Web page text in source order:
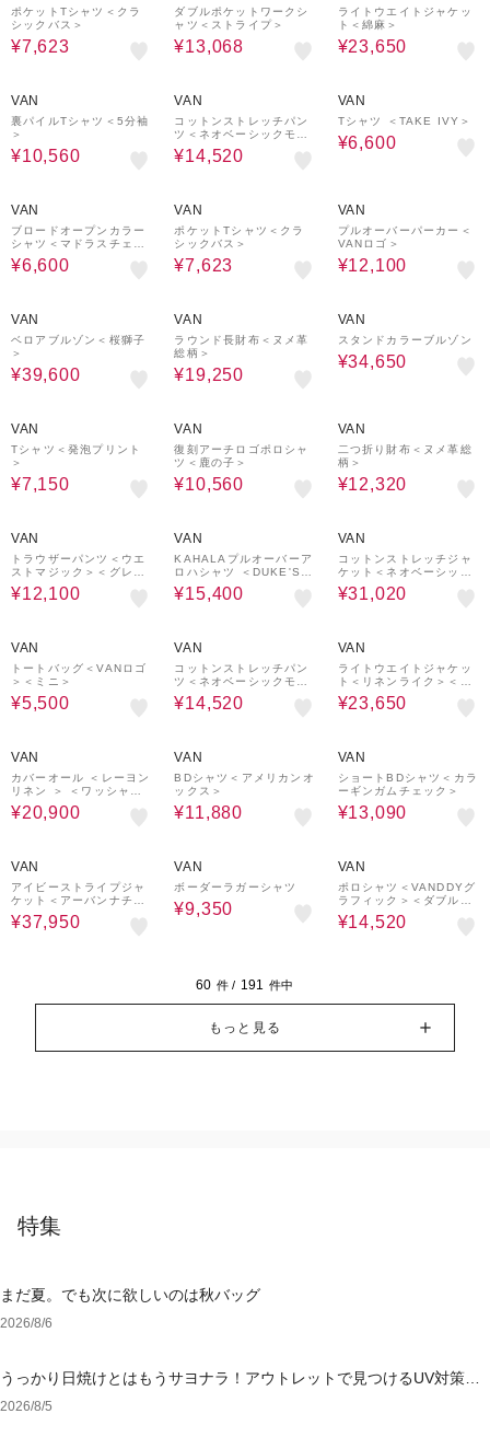
ポケットTシャツ＜クラ
シックバス＞
¥7,623
ダブルポケットワークシ
ャツ＜ストライプ＞
¥13,068
ライトウエイトジャケッ
ト＜綿麻＞
¥23,650
VAN
裏パイルTシャツ＜5分袖
＞
¥10,560
VAN
コットンストレッチパン
ツ＜ネオベーシックモデ
ル＞＜セットアップ＞
¥14,520
VAN
Tシャツ ＜TAKE IVY＞
¥6,600
VAN
ブロードオープンカラー
シャツ＜マドラスチェッ
ク＞
¥6,600
VAN
ポケットTシャツ＜クラ
シックバス＞
¥7,623
VAN
プルオーバーパーカー＜
VANロゴ＞
¥12,100
VAN
ベロアブルゾン＜桜獅子
＞
¥39,600
VAN
ラウンド長財布＜ヌメ革
総柄＞
¥19,250
VAN
スタンドカラーブルゾン
¥34,650
VAN
Tシャツ＜発泡プリント
＞
¥7,150
VAN
復刻アーチロゴポロシャ
ツ＜鹿の子＞
¥10,560
VAN
二つ折り財布＜ヌメ革総
柄＞
¥12,320
VAN
トラウザーパンツ＜ウエ
ストマジック＞＜グレン
チェック＞
¥12,100
VAN
KAHALAプルオーバーア
ロハシャツ ＜DUKE'S P
AREO＞
¥15,400
VAN
コットンストレッチジャ
ケット＜ネオベーシック
モデル＞＜セットアップ
＞
¥31,020
VAN
トートバッグ＜VANロゴ
＞＜ミニ＞
¥5,500
VAN
コットンストレッチパン
ツ＜ネオベーシックモデ
ル＞＜セットアップ＞
¥14,520
VAN
ライトウエイトジャケッ
ト＜リネンライク＞＜セ
ットアップ＞
¥23,650
VAN
カバーオール ＜レーヨン
リネン ＞ ＜ワッシャー
加工 ＞
¥20,900
VAN
BDシャツ＜アメリカンオ
ックス＞
¥11,880
VAN
ショートBDシャツ＜カラ
ーギンガムチェック＞
¥13,090
VAN
アイビーストライプジャ
ケット＜アーバンナチュ
ラル＞
¥37,950
VAN
ボーダーラガーシャツ
¥9,350
VAN
ポロシャツ＜VANDDYグ
ラフィック＞＜ダブルフ
ェイス＞
¥14,520
60 件 / 191 件中
もっと見る
特集
まだ夏。でも次に欲しいのは秋バッグ
2026/8/6
うっかり日焼けとはもうサヨナラ！アウトレットで見つけるUV対策ウ
ェア
2026/8/5